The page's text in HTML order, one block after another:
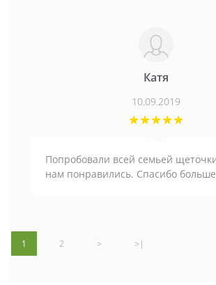
Катя
10.09.2019
Попробовали всей семьей
нам понравились. Спасибо
1 2 > >|